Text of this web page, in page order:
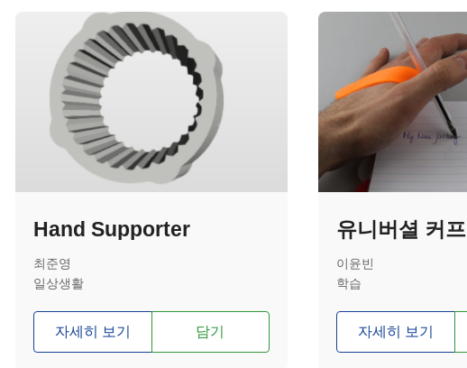
Hand Supporter
최준영
일상생활
자세히 보기 담기
이윤빈
학습
자세히 보기